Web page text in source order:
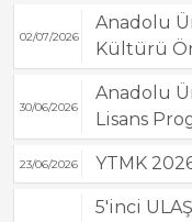
02/07/2026
Anadolu
Kültürü
30/06/2026
Anadolu
Lisans
23/06/2026 YTMK
5'inci